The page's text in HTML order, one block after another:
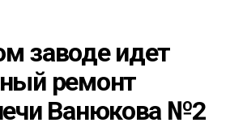
заводе идет
ремонт
Ванюкова №2